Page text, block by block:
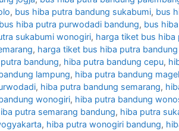
, bus hiba putra bandung sukabumi, bus
bus hiba putra purwodadi bandung, bus
sukabumi wonogiri, harga tiket bus hiba
, harga tiket bus hiba putra
bandung, hiba putra bandung cepu,
lampung, hiba putra bandung
, hiba putra bandung semarang,
wonogiri, hiba putra bandung
putra semarang bandung, hiba putra
, hiba putra wonogiri bandung,